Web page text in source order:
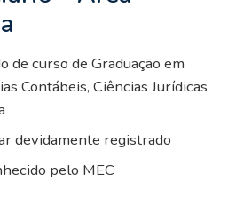
de curso de Graduação em
Contábeis, Ciências Jurídicas
devidamente registrado
pelo MEC